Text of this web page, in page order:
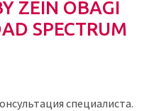
ZEIN OBAGI
SPECTRUM
специалиста.